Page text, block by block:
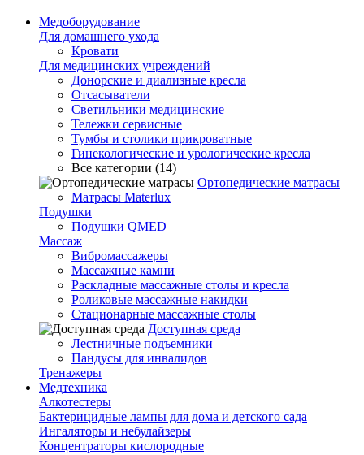
Медоборудование
Для домашнего ухода
Кровати
Для медицинских учреждений
Донорские и диализные кресла
Отсасыватели
Светильники медицинские
Тележки сервисные
Тумбы и столики прикроватные
Гинекологические и урологические кресла
Все категории (14)
Ортопедические матрасы
Матрасы Materlux
Подушки
Подушки QMED
Массаж
Вибромассажеры
Массажные камни
Раскладные массажные столы и кресла
Роликовые массажные накидки
Стационарные массажные столы
Доступная среда
Лестничные подъемники
Пандусы для инвалидов
Тренажеры
Mедтехника
Алкотестеры
Бактерицидные лампы для дома и детского сада
Ингаляторы и небулайзеры
Концентраторы кислородные